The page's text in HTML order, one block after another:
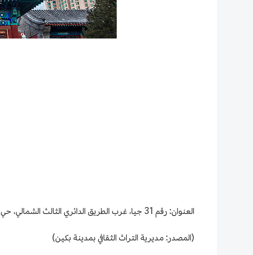
العنوان: رقم 31 جيا، غرب الطريق الدائري الثالث الشمالي، حي هاي ديان، مدينة بكين
(المصدر: مديرية التراث الثقافي بمدينة بكين)